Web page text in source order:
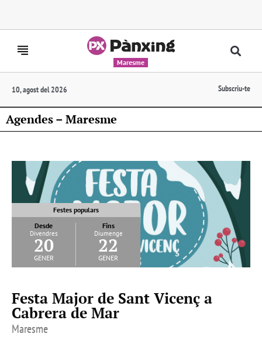
Maresme
10, agost del 2026 Subscriu-te
Agendes – Maresme
Festes populars
Desde
Divendres
20
gener
Fins
Diumenge
22
gener
Festa Major de Sant Vicenç a
Cabrera de Mar
Maresme